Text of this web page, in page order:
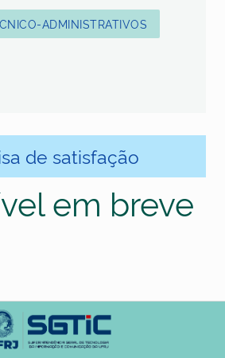
ADMINISTRATIVOS
de satisfação
em breve